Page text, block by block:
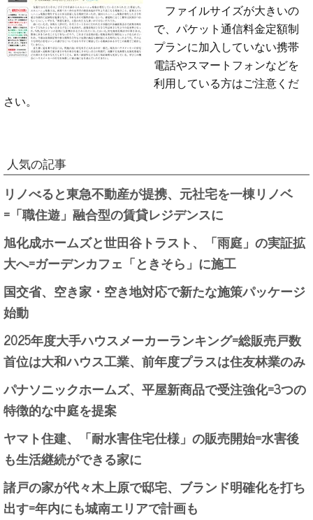
ファイルサイズが大きいの
で、パケット通信料金定額制
プランに加入していない携帯
電話やスマートフォンなどを
利用している方はご注意くだ
さい。
人気の記事
リノべると東急不動産が提携、元社宅を一棟リノベ
=「職住遊」融合型の賃貸レジデンスに
旭化成ホームズと世田谷トラスト、「雨庭」の実証拡
大へ=ガーデンカフェ「ときそら」に施工
国交省、空き家・空き地対応で新たな施策パッケージ
始動
2025年度大手ハウスメーカーランキング=総販売戸数
首位は大和ハウス工業、前年度プラスは住友林業のみ
パナソニックホームズ、平屋新商品で受注強化=3つの
特徴的な中庭を提案
ヤマト住建、「耐水害住宅仕様」の販売開始=水害後
も生活継続ができる家に
諸戸の家が代々木上原で邸宅、ブランド明確化を打ち
出す=年内にも城南エリアで計画も